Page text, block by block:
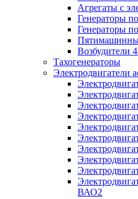
Агрегаты с
Генераторы
Генераторы
Возбудители
Тахогенераторы
Электродвигатели
ВАО2